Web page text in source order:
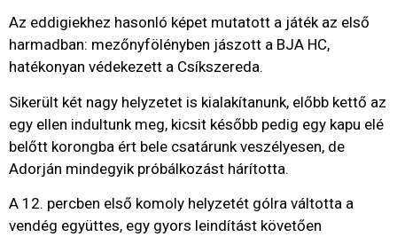
Az eddigiekhez hasonló képet mutatott a játék az első
harmadban: mezőnyfölényben jászott a BJA HC,
hatékonyan védekezett a Csíkszereda.
Sikerült két nagy helyzetet is kialakítanunk, előbb kettő az
egy ellen indultunk meg, kicsit később pedig egy kapu elé
belőtt korongba ért bele csatárunk veszélyesen, de
Adorján mindegyik próbálkozást hárította.
A 12. percben első komoly helyzetét gólra váltotta a
vendég együttes, egy gyors leindítást követően